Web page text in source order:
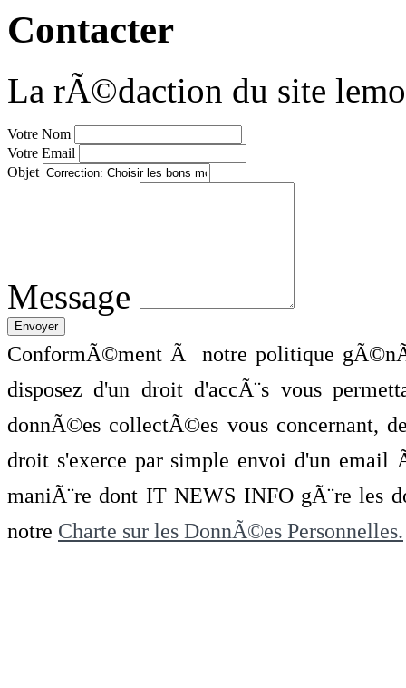
Contacter
La rÃ©daction du site
Votre Nom
Votre Email
Objet
Message
ConformÃ©ment Ã notre politique
disposez d'un droit d'accÃ¨s vous
donnÃ©es collectÃ©es vous concernant,
droit s'exerce par simple envoi d'un
maniÃ¨re dont IT NEWS INFO gÃ¨re les
notre Charte sur les DonnÃ©es Personnelles.